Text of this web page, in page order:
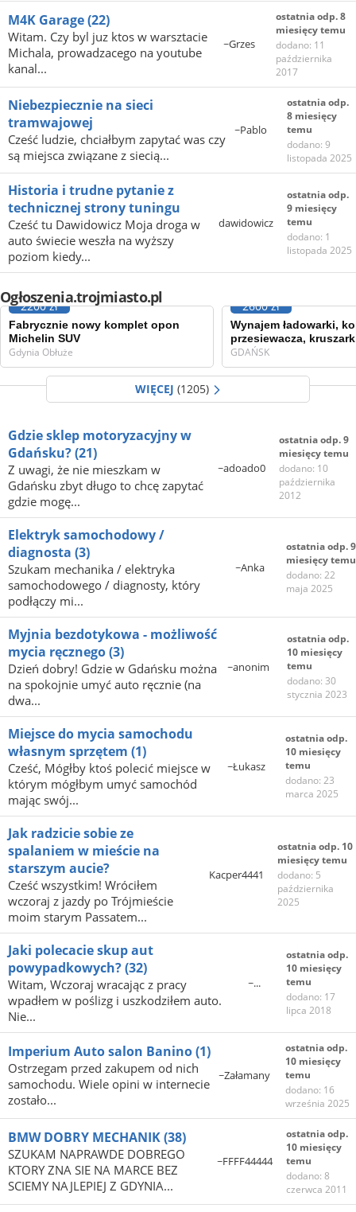
M4K Garage(22)
Witam. Czy byl juz ktos w warsztacie
Michala, prowadzacego na youtube
kanal...
~Grzes
ostatnia odp. 8
miesięcy temu
dodano: 11
października
2017
Niebezpiecznie na sieci
tramwajowej
Cześć ludzie, chciałbym zapytać was czy
są miejsca związane z siecią...
~Pablo
ostatnia odp.
8 miesięcy
temu
dodano: 9
listopada 2025
Historia i trudne pytanie z
technicznej strony tuningu
Cześć tu Dawidowicz Moja droga w
auto świecie weszła na wyższy
poziom kiedy...
dawidowicz
ostatnia odp.
9 miesięcy
temu
dodano: 1
listopada 2025
Ogłoszenia.trojmiasto.pl
Fabrycznie nowy komplet opon
Michelin SUV
2200 zł
Gdynia Obłuże
Wynajem ładowarki,
przesiewacza,
2600 zł
GDAŃSK
WIĘCEJ (1205)
Gdzie sklep motoryzacyjny w
Gdańsku?(21)
Z uwagi, że nie mieszkam w
Gdańsku zbyt długo to chcę zapytać
gdzie mogę...
~adoado0
ostatnia odp. 9
miesięcy temu
dodano: 10
października
2012
Elektryk samochodowy /
diagnosta (3)
Szukam mechanika / elektryka
samochodowego / diagnosty, który
podłączy mi...
~Anka
ostatnia odp. 9
miesięcy temu
dodano: 22
maja 2025
Myjnia bezdotykowa - możliwość
mycia ręcznego(3)
Dzień dobry! Gdzie w Gdańsku można
na spokojnie umyć auto ręcznie (na
dwa...
~anonim
ostatnia odp.
10 miesięcy
temu
dodano: 30
stycznia 2023
Miejsce do mycia samochodu
własnym sprzętem (1)
Cześć, Mógłby ktoś polecić miejsce w
którym mógłbym umyć samochód
mając swój...
~Łukasz
ostatnia odp.
10 miesięcy
temu
dodano: 23
marca 2025
Jak radzicie sobie ze
spalaniem w mieście na
starszym aucie?
Cześć wszystkim! Wróciłem
wczoraj z jazdy po Trójmieście
moim starym Passatem...
Kacper4441
ostatnia odp. 10
miesięcy temu
dodano: 5
października
2025
Jaki polecacie skup aut
powypadkowych?(32)
Witam, Wczoraj wracając z pracy
wpadłem w poślizg i uszkodziłem auto.
Nie...
~...
ostatnia odp.
10 miesięcy
temu
dodano: 17
lipca 2018
Imperium Auto salon Banino(1)
Ostrzegam przed zakupem od nich
samochodu. Wiele opini w internecie
zostało...
~Załamany
ostatnia odp.
10 miesięcy
temu
dodano: 16
września 2025
BMW DOBRY MECHANIK(38)
SZUKAM NAPRAWDE DOBREGO
KTORY ZNA SIE NA MARCE BEZ
SCIEMY NAJLEPIEJ Z GDYNIA...
~FFFF44444
ostatnia odp.
10 miesięcy
temu
dodano: 8
czerwca 2011